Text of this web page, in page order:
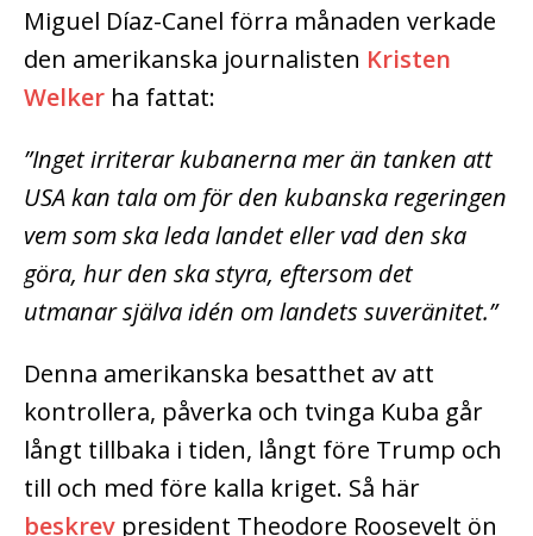
Miguel Díaz-Canel förra månaden verkade
den amerikanska journalisten Kristen
Welker ha fattat:
”Inget irriterar kubanerna mer än tanken att
USA kan tala om för den kubanska regeringen
vem som ska leda landet eller vad den ska
göra, hur den ska styra, eftersom det
utmanar själva idén om landets suveränitet.”
Denna amerikanska besatthet av att
kontrollera, påverka och tvinga Kuba går
långt tillbaka i tiden, långt före Trump och
till och med före kalla kriget. Så här
beskrev president Theodore Roosevelt ön